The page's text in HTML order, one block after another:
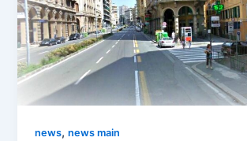
news,news main